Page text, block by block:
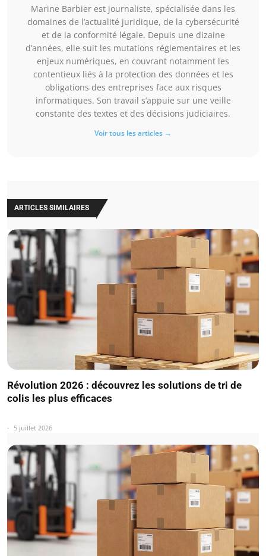
Marine Barbier est journaliste, spécialisée dans les
domaines de l’actualité juridique, de la cybersécurité
et de la conformité légale. Depuis une dizaine
d’années, elle suit les mutations réglementaires et les
enjeux numériques, en couvrant notamment les
contentieux liés à la protection des données et les
obligations des entreprises face aux risques
informatiques. Son travail s’appuie sur une veille
constante des textes et des décisions judiciaires.
Voir tous les articles →
ARTICLES SIMILAIRES
Révolution 2026 : découvrez les solutions de tri de
colis les plus efficaces
5 juillet 2026